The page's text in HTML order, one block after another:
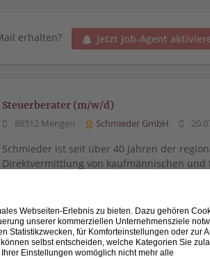
erhalten? Jetzt Job-Agent
Steuerberater (m/w/d)
88512 Mengen Schmieder GmbH
Schmieder ist seit über 40 Jahren der
Direktvermittlung von kaufmännischen und
Steuerfachangestellter (m/w/d)
88512 Mengen Schmieder GmbH